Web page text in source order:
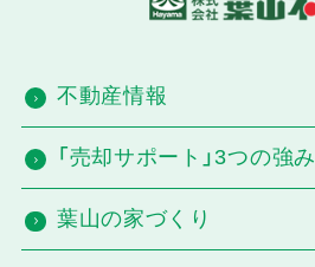
不動産情報
「売却サポート」3つの強み
葉山の家づくり